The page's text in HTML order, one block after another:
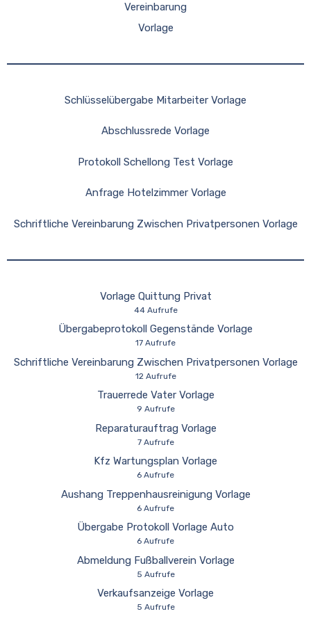
Vereinbarung
Vorlage
Schlüsselübergabe Mitarbeiter Vorlage
Abschlussrede Vorlage
Protokoll Schellong Test Vorlage
Anfrage Hotelzimmer Vorlage
Schriftliche Vereinbarung Zwischen Privatpersonen Vorlage
Vorlage Quittung Privat
44 Aufrufe
Übergabeprotokoll Gegenstände Vorlage
17 Aufrufe
Schriftliche Vereinbarung Zwischen Privatpersonen Vorlage
12 Aufrufe
Trauerrede Vater Vorlage
9 Aufrufe
Reparaturauftrag Vorlage
7 Aufrufe
Kfz Wartungsplan Vorlage
6 Aufrufe
Aushang Treppenhausreinigung Vorlage
6 Aufrufe
Übergabe Protokoll Vorlage Auto
6 Aufrufe
Abmeldung Fußballverein Vorlage
5 Aufrufe
Verkaufsanzeige Vorlage
5 Aufrufe